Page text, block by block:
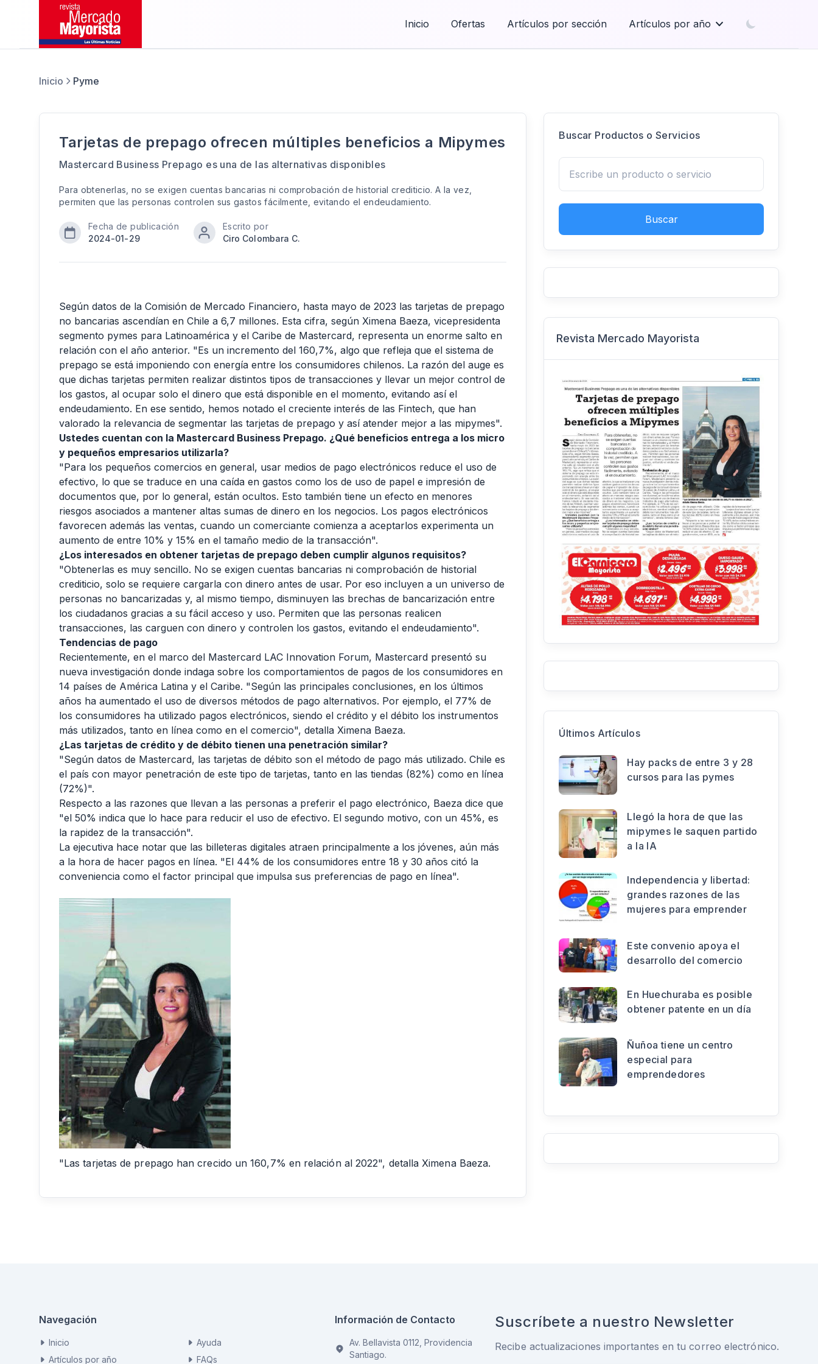
Inicio Ofertas Artículos por sección Artículos por año
Inicio Pyme
Tarjetas de prepago ofrecen múltiples beneficios a Mipymes
Mastercard Business Prepago es una de las alternativas disponibles
Para obtenerlas, no se exigen cuentas bancarias ni comprobación de historial crediticio. A la vez,
permiten que las personas controlen sus gastos fácilmente, evitando el endeudamiento.
Fecha de publicación
2024-01-29
Escrito por
Ciro Colombara C.
Según datos de la Comisión de Mercado Financiero, hasta mayo de 2023 las tarjetas de prepago
no bancarias ascendían en Chile a 6,7 millones. Esta cifra, según Ximena Baeza, vicepresidenta
segmento pymes para Latinoamérica y el Caribe de Mastercard, representa un enorme salto en
relación con el año anterior. "Es un incremento del 160,7%, algo que refleja que el sistema de
prepago se está imponiendo con energía entre los consumidores chilenos. La razón del auge es
que dichas tarjetas permiten realizar distintos tipos de transacciones y llevar un mejor control de
los gastos, al ocupar solo el dinero que está disponible en el momento, evitando así el
endeudamiento. En ese sentido, hemos notado el creciente interés de las Fintech, que han
valorado la relevancia de segmentar las tarjetas de prepago y así atender mejor a las mipymes".
Ustedes cuentan con la Mastercard Business Prepago. ¿Qué beneficios entrega a los micro
y pequeños empresarios utilizarla?
"Para los pequeños comercios en general, usar medios de pago electrónicos reduce el uso de
efectivo, lo que se traduce en una caída en gastos como los de uso de papel e impresión de
documentos que, por lo general, están ocultos. Esto también tiene un efecto en menores
riesgos asociados a mantener altas sumas de dinero en los negocios. Los pagos electrónicos
favorecen además las ventas, cuando un comerciante comienza a aceptarlos experimenta un
aumento de entre 10% y 15% en el tamaño medio de la transacción".
¿Los interesados en obtener tarjetas de prepago deben cumplir algunos requisitos?
"Obtenerlas es muy sencillo. No se exigen cuentas bancarias ni comprobación de historial
crediticio, solo se requiere cargarla con dinero antes de usar. Por eso incluyen a un universo de
personas no bancarizadas y, al mismo tiempo, disminuyen las brechas de bancarización entre
los ciudadanos gracias a su fácil acceso y uso. Permiten que las personas realicen
transacciones, las carguen con dinero y controlen los gastos, evitando el endeudamiento".
Tendencias de pago
Recientemente, en el marco del Mastercard LAC Innovation Forum, Mastercard presentó su
nueva investigación donde indaga sobre los comportamientos de pagos de los consumidores en
14 países de América Latina y el Caribe. "Según las principales conclusiones, en los últimos
años ha aumentado el uso de diversos métodos de pago alternativos. Por ejemplo, el 77% de
los consumidores ha utilizado pagos electrónicos, siendo el crédito y el débito los instrumentos
más utilizados, tanto en línea como en el comercio", detalla Ximena Baeza.
¿Las tarjetas de crédito y de débito tienen una penetración similar?
"Según datos de Mastercard, las tarjetas de débito son el método de pago más utilizado. Chile es
el país con mayor penetración de este tipo de tarjetas, tanto en las tiendas (82%) como en línea
(72%)".
Respecto a las razones que llevan a las personas a preferir el pago electrónico, Baeza dice que
"el 50% indica que lo hace para reducir el uso de efectivo. El segundo motivo, con un 45%, es
la rapidez de la transacción".
La ejecutiva hace notar que las billeteras digitales atraen principalmente a los jóvenes, aún más
a la hora de hacer pagos en línea. "El 44% de los consumidores entre 18 y 30 años citó la
conveniencia como el factor principal que impulsa sus preferencias de pago en línea".
"Las tarjetas de prepago han crecido un 160,7% en relación al 2022", detalla Ximena Baeza.
Buscar Productos o Servicios
Buscar
Revista Mercado Mayorista
Últimos Artículos
Hay packs de entre 3 y 28
cursos para las pymes
Llegó la hora de que las
mipymes le saquen partido
a la IA
Independencia y libertad:
grandes razones de las
mujeres para emprender
Este convenio apoya el
desarrollo del comercio
En Huechuraba es posible
obtener patente en un día
Ñuñoa tiene un centro
especial para
emprendedores
Navegación
Inicio
Artículos por año
Ayuda
FAQs
Información de Contacto
Av. Bellavista 0112, Providencia
Santiago.
Suscríbete a nuestro Newsletter
Recibe actualizaciones importantes en tu correo electrónico.